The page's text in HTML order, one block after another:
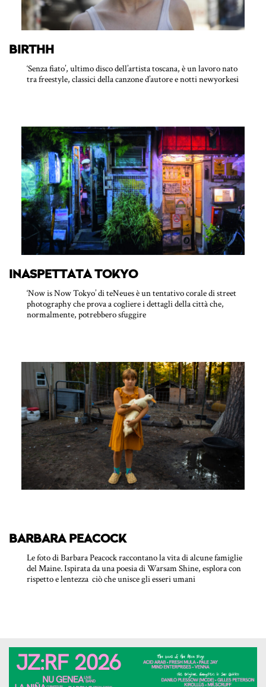
BIRTHH
‘Senza fiato’, ultimo disco dell’artista toscana, è un lavoro nato
tra freestyle, classici della canzone d’autore e notti newyorkesi
INASPETTATA TOKYO
‘Now is Now Tokyo’ di teNeues è un tentativo corale di street
photography che prova a cogliere i dettagli della città che,
normalmente, potrebbero sfuggire
BARBARA PEACOCK
Le foto di Barbara Peacock raccontano la vita di alcune famiglie
del Maine. Ispirata da una poesia di Warsam Shine, esplora con
rispetto e lentezza ciò che unisce gli esseri umani